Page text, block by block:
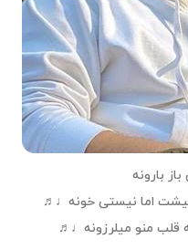
بارونه
پیشت اما نیستی خونه♩♬
قلب منو میلرزونه♩♬